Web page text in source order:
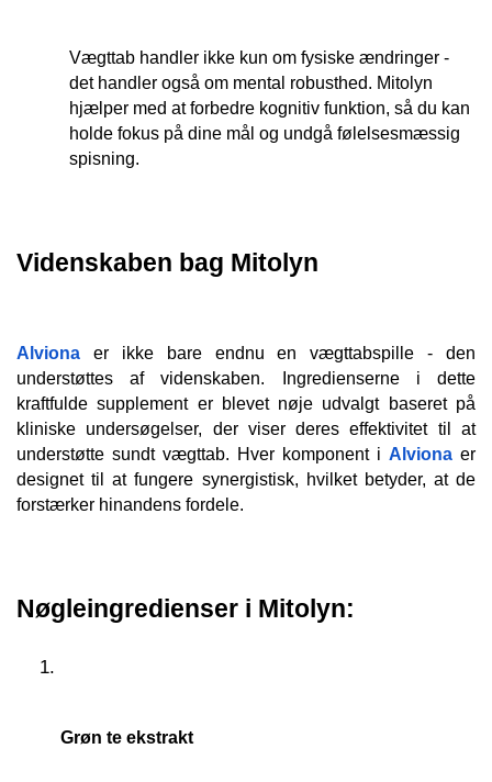
Vægttab handler ikke kun om fysiske ændringer -
det handler også om mental robusthed. Mitolyn
hjælper med at forbedre kognitiv funktion, så du kan
holde fokus på dine mål og undgå følelsesmæssig
spisning.
Videnskaben bag Mitolyn
Alviona er ikke bare endnu en vægttabspille - den
understøttes af videnskaben. Ingredienserne i dette
kraftfulde supplement er blevet nøje udvalgt baseret på
kliniske undersøgelser, der viser deres effektivitet til at
understøtte sundt vægttab. Hver komponent i Alviona er
designet til at fungere synergistisk, hvilket betyder, at de
forstærker hinandens fordele.
Nøgleingredienser i Mitolyn:
Grøn te ekstrakt